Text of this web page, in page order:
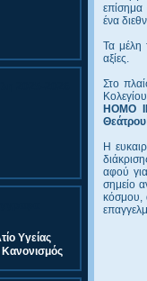
Υγείας
Κανονισμός
ένα
Τα μέλη
αξίες.
Στο
HOMO
Η
αφού
σημείο
κόσμου,